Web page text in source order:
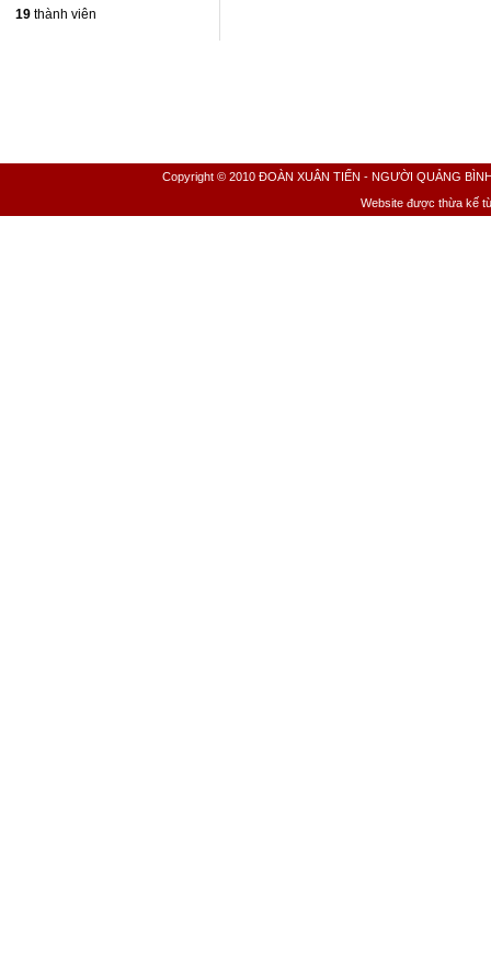
19 thành viên
Copyright © 2010 ĐOÀN XUÂN TIẾN - NGƯỜI QUẢNG
Website được thừa kế